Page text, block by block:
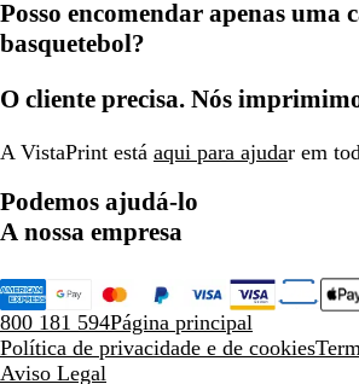
Posso encomendar apenas uma
basquetebol?
O cliente precisa. Nós
A VistaPrint está aqui para ajudar em
Podemos ajudá-lo
A nossa empresa
800 181 594Página principal
Política de privacidade e de cookies
Aviso Legal